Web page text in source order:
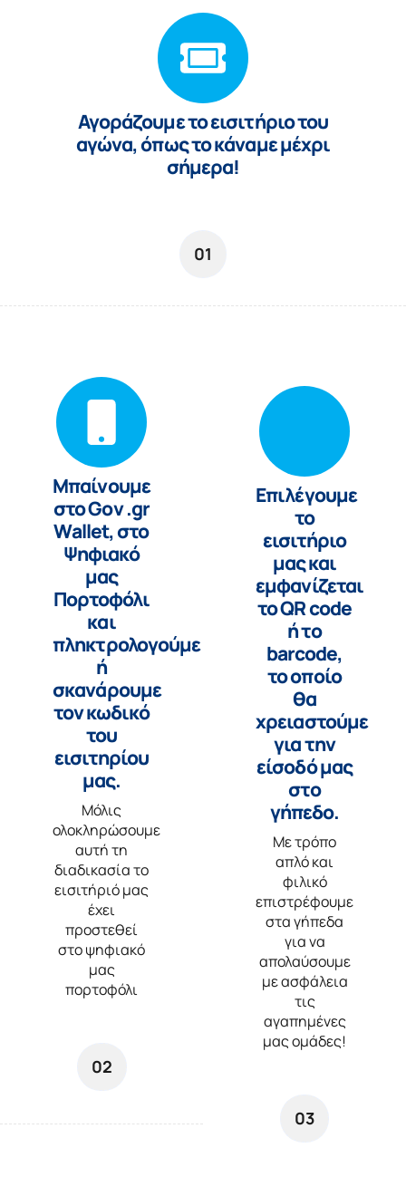
Αγoράζουμε το εισιτήριο του
αγώνα, όπως το κάναμε μέχρι
σήμερα!
01
Μπαίνουμε
στο Gov .gr
Wallet, στο
Ψηφιακό
μας
Πορτοφόλι
και
πληκτρολογούμε
ή
σκανάρουμε
τον κωδικό
του
εισιτηρίου
μας.
Μόλις
ολοκληρώσουμε
αυτή τη
διαδικασία το
εισιτήριό μας
έχει
προστεθεί
στο ψηφιακό
μας
πορτοφόλι
02
Επιλέγουμε
το
εισιτήριο
μας και
εμφανίζεται
το QR code
ή το
barcode,
το οποίο
θα
χρειαστούμε
για την
είσοδό μας
στο
γήπεδο.
Με τρόπο
απλό και
φιλικό
επιστρέφουμε
στα γήπεδα
για να
απολαύσουμε
με ασφάλεια
τις
αγαπημένες
μας ομάδες!
03